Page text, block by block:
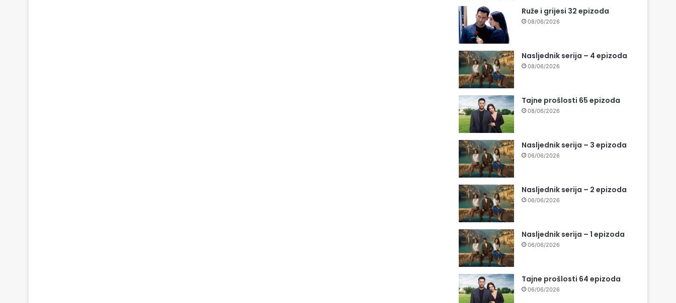
Ruže i grijesi 32 epizoda
08/06/2026
Nasljednik serija – 4 epizoda
08/06/2026
Tajne prošlosti 65 epizoda
08/06/2026
Nasljednik serija – 3 epizoda
06/06/2026
Nasljednik serija – 2 epizoda
06/06/2026
Nasljednik serija – 1 epizoda
06/06/2026
Tajne prošlosti 64 epizoda
06/06/2026